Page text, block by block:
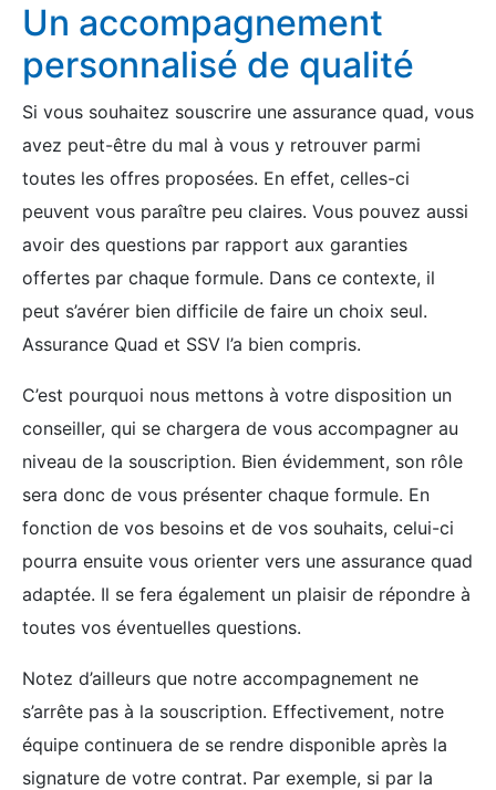
Un accompagnement
personnalisé de qualité
Si vous souhaitez souscrire une assurance quad, vous
avez peut-être du mal à vous y retrouver parmi
toutes les offres proposées. En effet, celles-ci
peuvent vous paraître peu claires. Vous pouvez aussi
avoir des questions par rapport aux garanties
offertes par chaque formule. Dans ce contexte, il
peut s’avérer bien difficile de faire un choix seul.
Assurance Quad et SSV l’a bien compris.
C’est pourquoi nous mettons à votre disposition un
conseiller, qui se chargera de vous accompagner au
niveau de la souscription. Bien évidemment, son rôle
sera donc de vous présenter chaque formule. En
fonction de vos besoins et de vos souhaits, celui-ci
pourra ensuite vous orienter vers une assurance quad
adaptée. Il se fera également un plaisir de répondre à
toutes vos éventuelles questions.
Notez d’ailleurs que notre accompagnement ne
s’arrête pas à la souscription. Effectivement, notre
équipe continuera de se rendre disponible après la
signature de votre contrat. Par exemple, si par la